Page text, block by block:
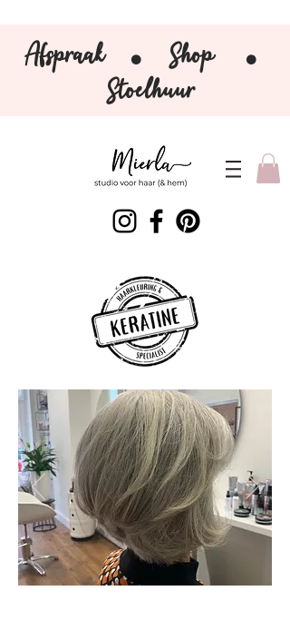
Afspraak ⚫️ Shop ⚫️
Stoelhuur